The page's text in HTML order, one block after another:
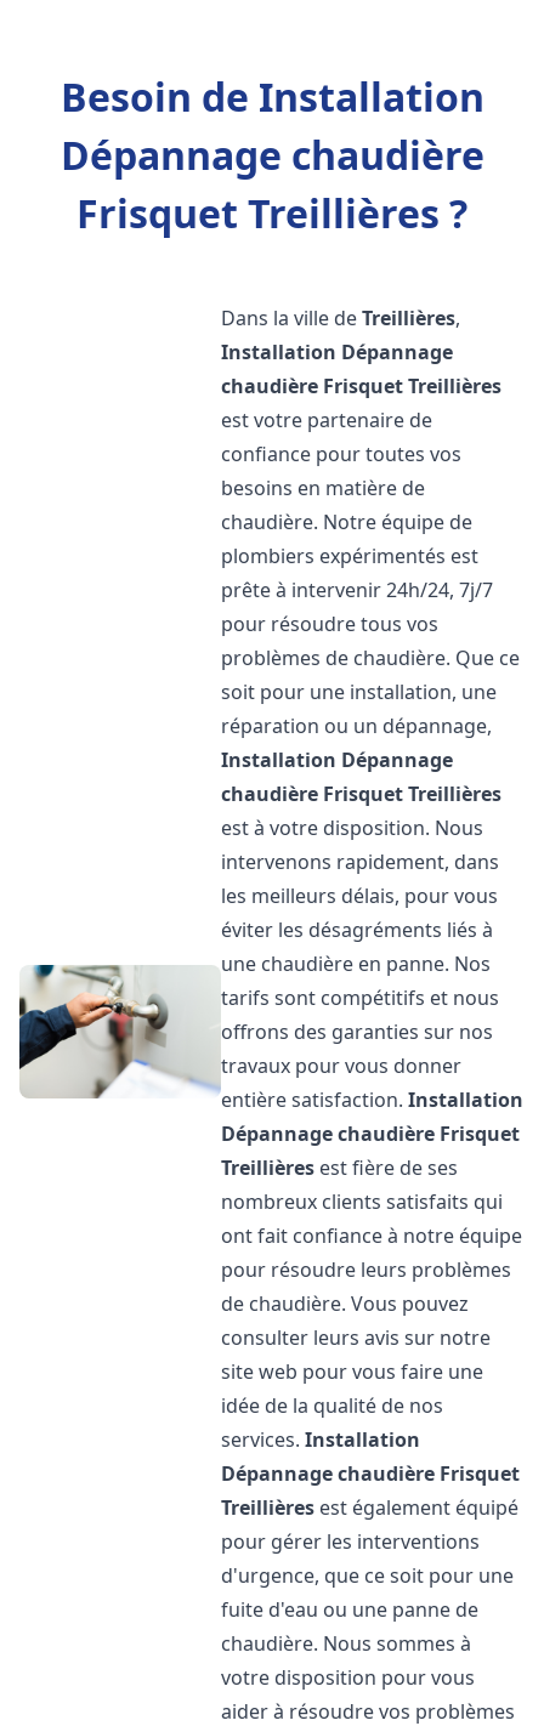
Besoin de Installation
Dépannage chaudière
Frisquet Treillières ?
Dans la ville deTreillières,
Installation Dépannage
chaudière FrisquetTreillières
est votre partenaire de
confiance pour toutes vos
besoins en matière de
chaudière. Notre équipe de
plombiers expérimentés est
prête à intervenir 24h/24, 7j/7
pour résoudre tous vos
problèmes de chaudière. Que ce
soit pour une installation, une
réparation ou un dépannage,
Installation Dépannage
chaudière FrisquetTreillières
est à votre disposition. Nous
intervenons rapidement, dans
les meilleurs délais, pour vous
éviter les désagréments liés à
une chaudière en panne. Nos
tarifs sont compétitifs et nous
offrons des garanties sur nos
travaux pour vous donner
entière satisfaction.Installation
Dépannage chaudière Frisquet
Treillières est fière de ses
nombreux clients satisfaits qui
ont fait confiance à notre équipe
pour résoudre leurs problèmes
de chaudière. Vous pouvez
consulter leurs avis sur notre
site web pour vous faire une
idée de la qualité de nos
services.Installation
Dépannage chaudière Frisquet
Treillières est également équipé
pour gérer les interventions
d'urgence, que ce soit pour une
fuite d'eau ou une panne de
chaudière. Nous sommes à
votre disposition pour vous
aider à résoudre vos problèmes